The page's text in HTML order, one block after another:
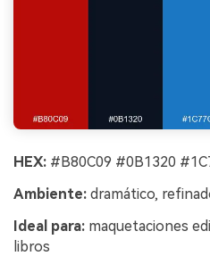
HEX: #B80C09 #0B1320
Ambiente: dramático,
Ideal para: maquetaciones
libros